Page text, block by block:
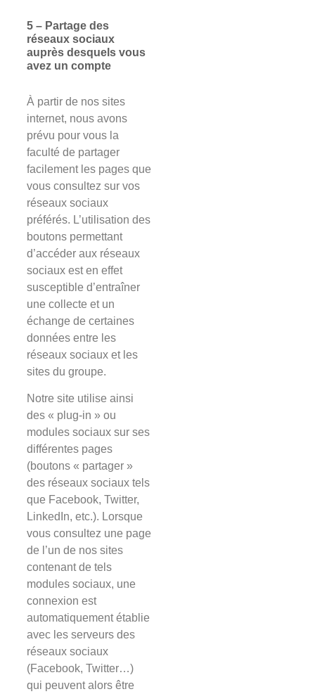
5 – Partage des
réseaux sociaux
auprès desquels vous
avez un compte
À partir de nos sites
internet, nous avons
prévu pour vous la
faculté de partager
facilement les pages que
vous consultez sur vos
réseaux sociaux
préférés. L’utilisation des
boutons permettant
d’accéder aux réseaux
sociaux est en effet
susceptible d’entraîner
une collecte et un
échange de certaines
données entre les
réseaux sociaux et les
sites du groupe.
Notre site utilise ainsi
des « plug-in » ou
modules sociaux sur ses
différentes pages
(boutons « partager »
des réseaux sociaux tels
que Facebook, Twitter,
LinkedIn, etc.). Lorsque
vous consultez une page
de l’un de nos sites
contenant de tels
modules sociaux, une
connexion est
automatiquement établie
avec les serveurs des
réseaux sociaux
(Facebook, Twitter…)
qui peuvent alors être